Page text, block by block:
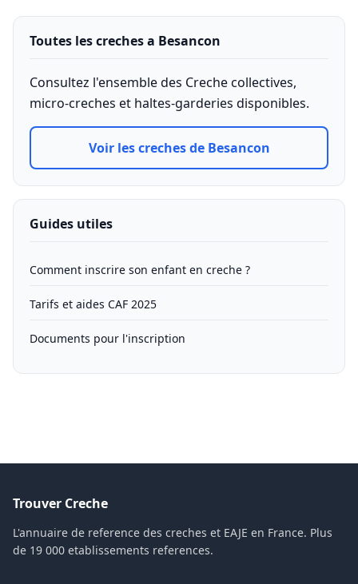
Toutes les creches a Besancon
Consultez l'ensemble des Creche collectives,
micro-creches et haltes-garderies disponibles.
Voir les creches de Besancon
Guides utiles
Comment inscrire son enfant en creche ?
Tarifs et aides CAF 2025
Documents pour l'inscription
Trouver Creche
L'annuaire de reference des creches et EAJE en France. Plus
de 19 000 etablissements references.